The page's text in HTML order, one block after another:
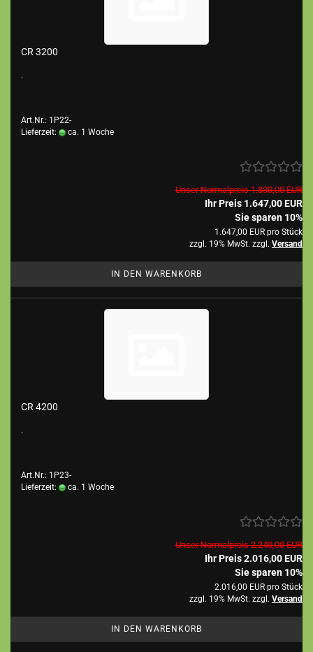
CR 3200
.
Art.Nr.: 1P22-
Lieferzeit:
ca. 1 Woche
Unser Normalpreis 1.830,00 EUR
Ihr Preis 1.647,00 EUR
Sie sparen 10%
1.647,00 EUR pro Stück
zzgl. 19% MwSt. zzgl. Versand
IN DEN WARENKORB
CR 4200
.
Art.Nr.: 1P23-
Lieferzeit:
ca. 1 Woche
Unser Normalpreis 2.240,00 EUR
Ihr Preis 2.016,00 EUR
Sie sparen 10%
2.016,00 EUR pro Stück
zzgl. 19% MwSt. zzgl. Versand
IN DEN WARENKORB